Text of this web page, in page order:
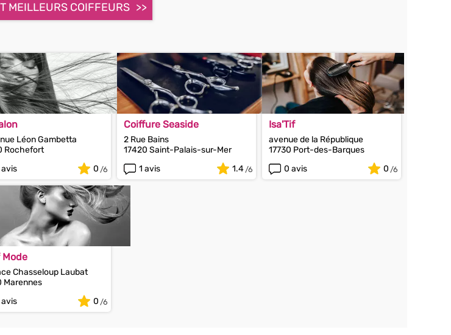
MEILLEURS COIFFEURS
Léon Gambetta
Rochefort
0
Coiffure Seaside
2 Rue Bains
17420 Saint-Palais-sur-Mer
1 avis
1.4
Isa'Tif
avenue de la République
17730 Port-des-Barques
0 avis
0
Mode
Chasseloup Laubat
Marennes
0